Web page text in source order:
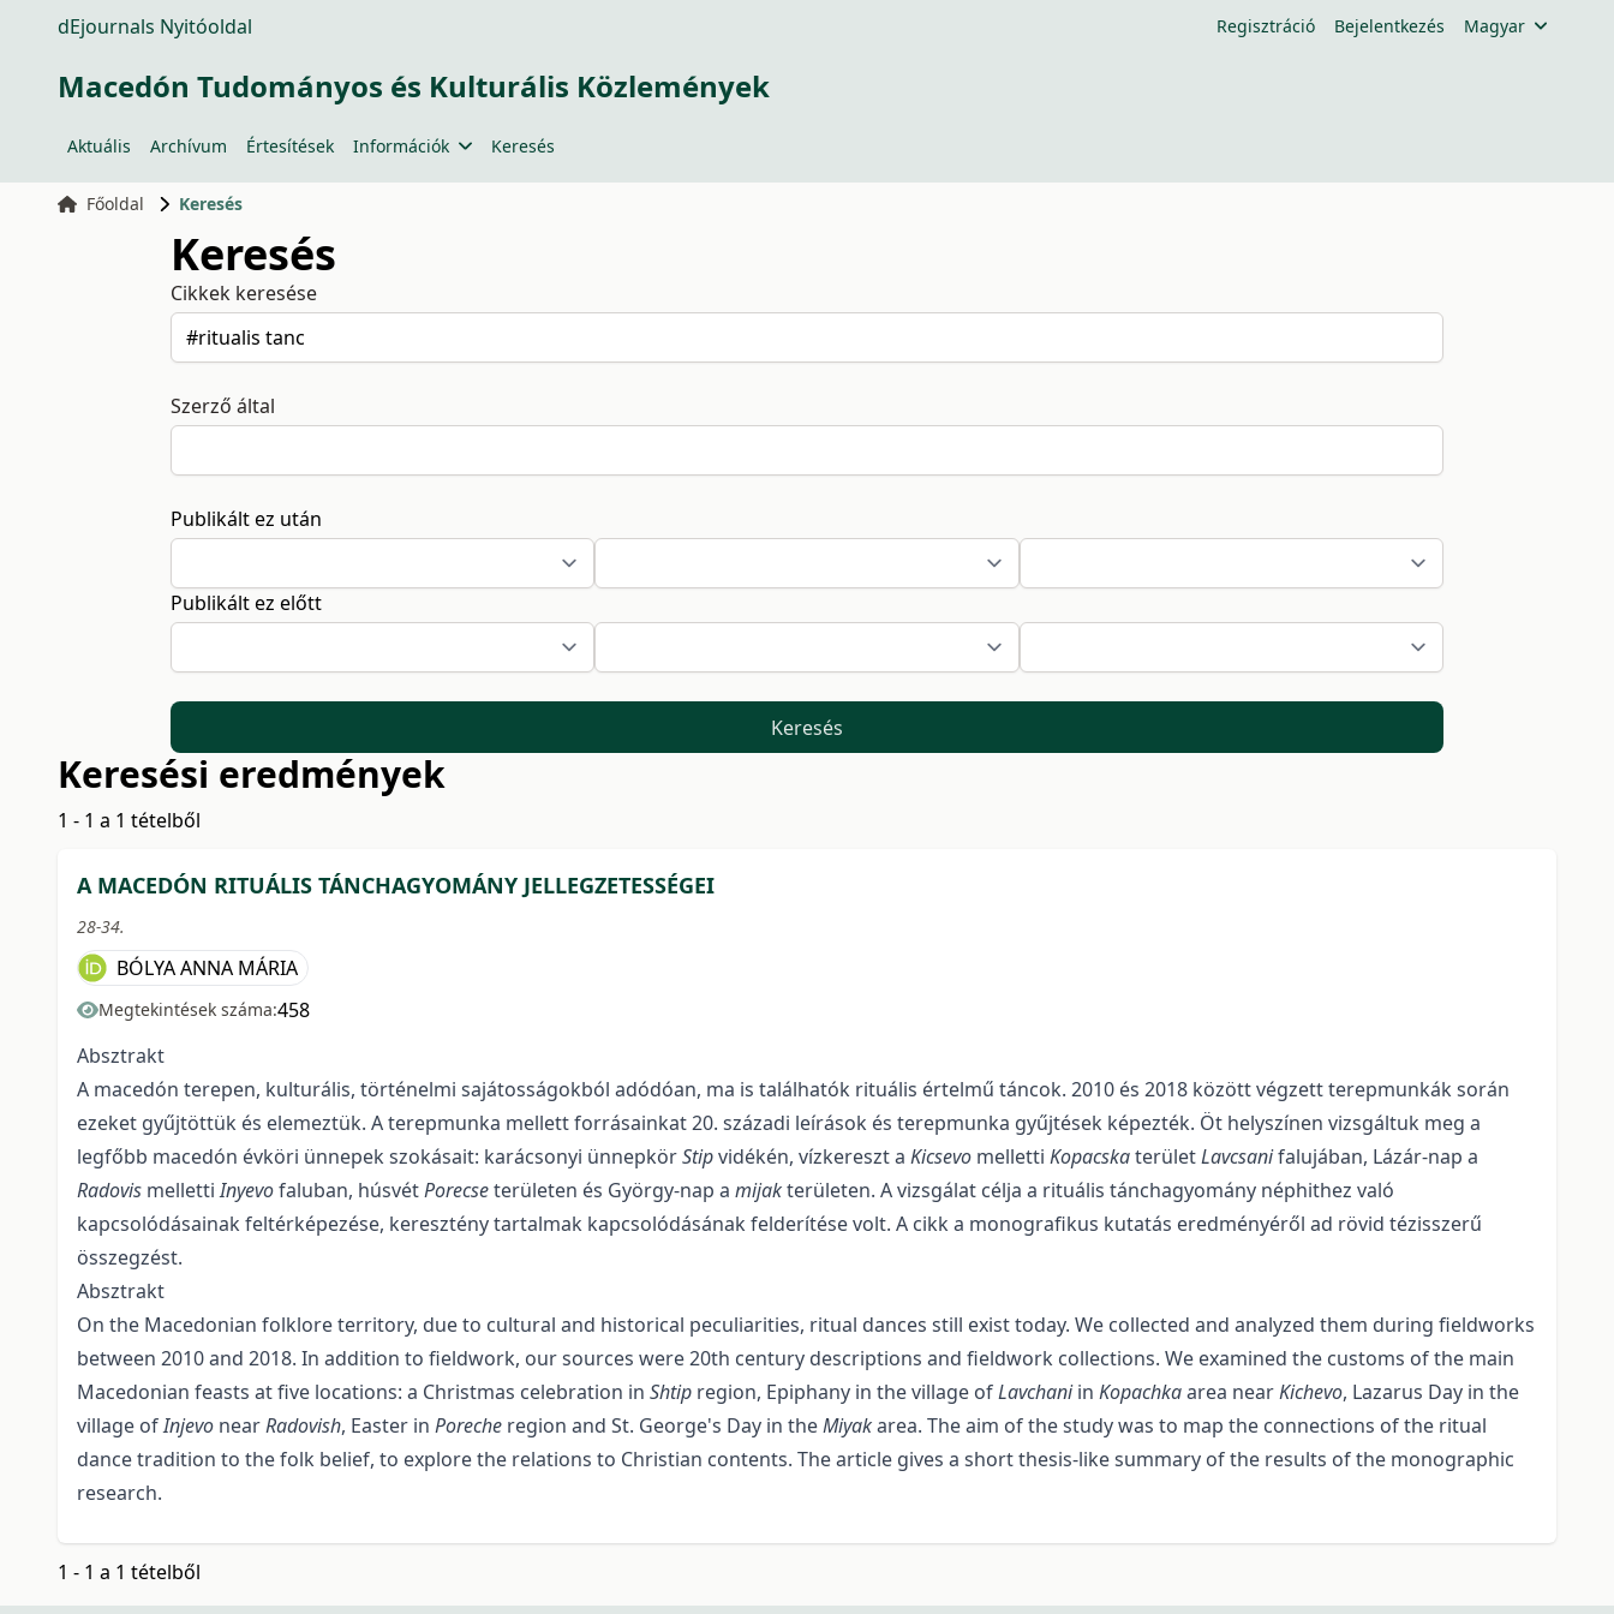
dEjournals Nyitóoldal Regisztráció Bejelentkezés Magyar
Macedón Tudományos és Kulturális Közlemények
Aktuális Archívum Értesítések Információk Keresés
Főoldal Keresés
Keresés
Cikkek keresése
Szerző által
Publikált ez után
Publikált ez előtt
Keresés
Keresési eredmények
1 - 1 a 1 tételből
A MACEDÓN RITUÁLIS TÁNCHAGYOMÁNY JELLEGZETESSÉGEI
28-34.
BÓLYA ANNA MÁRIA
Megtekintések száma:458
Absztrakt
A macedón terepen, kulturális, történelmi sajátosságokból adódóan, ma is találhatók rituális értelmű táncok. 2010 és 2018 között végzett terepmunkák során
ezeket gyűjtöttük és elemeztük. A terepmunka mellett forrásainkat 20. századi leírások és terepmunka gyűjtések képezték. Öt helyszínen vizsgáltuk meg a
legfőbb macedón évköri ünnepek szokásait: karácsonyi ünnepkörStipvidékén, vízkereszt a Kicsevo melletti KopacskaterületLavcsanifalujában, Lázár-nap a
Radovis mellettiInyevofaluban, húsvétPorecseterületen és György-nap a mijakterületen. A vizsgálat célja a rituális tánchagyomány néphithez való
kapcsolódásainak feltérképezése, keresztény tartalmak kapcsolódásának felderítése volt. A cikk a monografikus kutatás eredményéről ad rövid tézisszerű
összegzést.
Absztrakt
On the Macedonian folklore territory, due to cultural and historical peculiarities, ritual dances still exist today. We collected and analyzed them during fieldworks
between 2010 and 2018. In addition to fieldwork, our sources were 20th century descriptions and fieldwork collections. We examined the customs of the main
Macedonian feasts at five locations: a Christmas celebration in Shtip region, Epiphany in the village ofLavchaniin Kopachkaarea nearKichevo, Lazarus Day in the
village ofInjevo nearRadovish, Easter in Poreche region and St. George's Day in theMiyakarea. The aim of the study was to map the connections of the ritual
dance tradition to the folk belief, to explore the relations to Christian contents. The article gives a short thesis-like summary of the results of the monographic
research.
1 - 1 a 1 tételből